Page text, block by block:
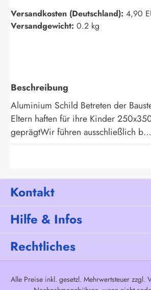
Versandkosten (Deutschland): 4,90
Versandgewicht: 0.2 kg
Beschreibung
Aluminium Schild Betreten der
Eltern haften für ihre Kinder
geprägtWir führen ausschließlich b…
Kontakt
Hilfe & Infos
Rechtliches
Alle Preise inkl. gesetzl. Mehrwertsteuer zzgl.